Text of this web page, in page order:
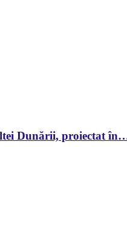
Dunării, proiectat